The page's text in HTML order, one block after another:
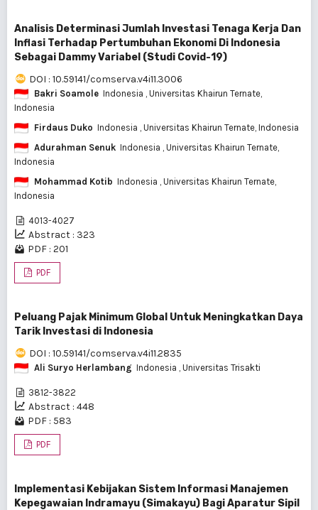
Analisis Determinasi Jumlah Investasi Tenaga Kerja Dan
Inflasi Terhadap Pertumbuhan Ekonomi Di Indonesia
Sebagai Dammy Variabel (Studi Covid-19)
DOI : 10.59141/comserva.v4i11.3006
Bakri Soamole Indonesia , Universitas Khairun Ternate,
Indonesia
Firdaus Duko Indonesia , Universitas Khairun Ternate, Indonesia
Adurahman Senuk Indonesia , Universitas Khairun Ternate,
Indonesia
Mohammad Kotib Indonesia , Universitas Khairun Ternate,
Indonesia
4013-4027
Abstract : 323
PDF : 201
PDF
Peluang Pajak Minimum Global Untuk Meningkatkan Daya
Tarik Investasi di Indonesia
DOI : 10.59141/comserva.v4i11.2835
Ali Suryo Herlambang Indonesia , Universitas Trisakti
3812-3822
Abstract : 448
PDF : 583
PDF
Implementasi Kebijakan Sistem Informasi Manajemen
Kepegawaian Indramayu (Simakayu) Bagi Aparatur Sipil